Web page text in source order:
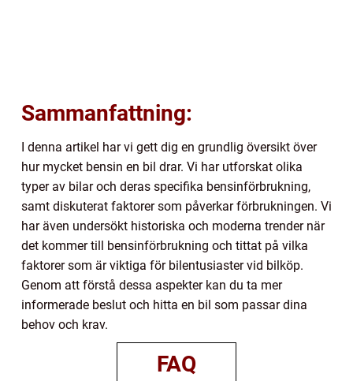
Sammanfattning:
I denna artikel har vi gett dig en grundlig översikt över
hur mycket bensin en bil drar. Vi har utforskat olika
typer av bilar och deras specifika bensinförbrukning,
samt diskuterat faktorer som påverkar förbrukningen. Vi
har även undersökt historiska och moderna trender när
det kommer till bensinförbrukning och tittat på vilka
faktorer som är viktiga för bilentusiaster vid bilköp.
Genom att förstå dessa aspekter kan du ta mer
informerade beslut och hitta en bil som passar dina
behov och krav.
FAQ